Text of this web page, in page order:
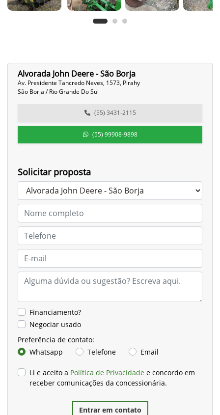
Alvorada John Deere - São Borja
Av. Presidente Tancredo Neves, 1573, Pirahy
São Borja / Rio Grande Do Sul
(55) 3431-2115
(55) 99908-9898
Solicitar proposta
Financiamento?
Negociar usado
Preferência de contato:
Whatsapp
Telefone Email
Li e aceito a Política de Privacidade e concordo em
receber comunicações da concessionária.
Entrar em contato